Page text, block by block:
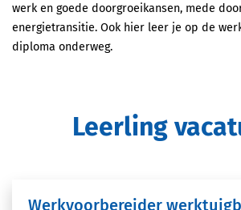
werk en goede doorgroeikansen, mede
energietransitie. Ook hier leer je op de
diploma onderweg.
Leerling
Werkvoorbereider werktuigbouwkunde I